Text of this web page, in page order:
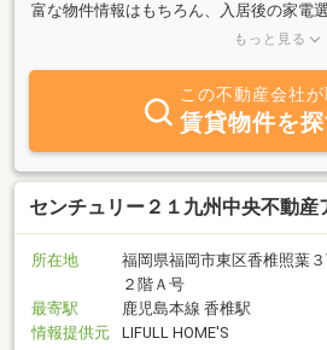
富な物件情報はもちろん、入居後の家電
お届けします。住まいのことなら何でも
もっと見る
この不動産会社が
賃貸物件を
センチュリー２１九州中央不動産
所在地
福岡県福岡市東区香椎照葉
２階Ａ号
最寄駅
鹿児島本線 香椎駅
情報提供元
LIFULL HOME'S